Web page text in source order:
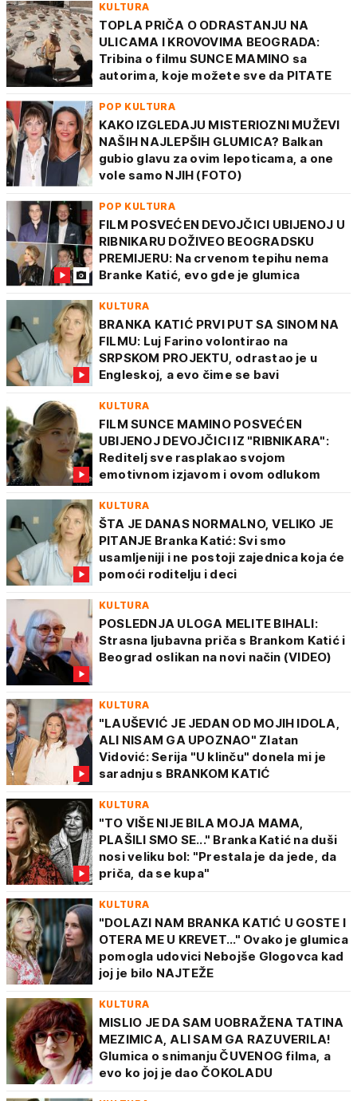
KULTURA
TOPLA PRIČA O ODRASTANJU NA
ULICAMA I KROVOVIMA BEOGRADA:
Tribina o filmu SUNCE MAMINO sa
autorima, koje možete sve da PITATE
POP KULTURA
KAKO IZGLEDAJU MISTERIOZNI MUŽEVI
NAŠIH NAJLEPŠIH GLUMICA? Balkan
gubio glavu za ovim lepoticama, a one
vole samo NJIH (FOTO)
POP KULTURA
FILM POSVEĆEN DEVOJČICI UBIJENOJ U
RIBNIKARU DOŽIVEO BEOGRADSKU
PREMIJERU: Na crvenom tepihu nema
Branke Katić, evo gde je glumica
KULTURA
BRANKA KATIĆ PRVI PUT SA SINOM NA
FILMU: Luj Farino volontirao na
SRPSKOM PROJEKTU, odrastao je u
Engleskoj, a evo čime se bavi
KULTURA
FILM SUNCE MAMINO POSVEĆEN
UBIJENOJ DEVOJČICI IZ "RIBNIKARA":
Reditelj sve rasplakao svojom
emotivnom izjavom i ovom odlukom
KULTURA
ŠTA JE DANAS NORMALNO, VELIKO JE
PITANJE Branka Katić: Svi smo
usamljeniji i ne postoji zajednica koja će
pomoći roditelju i deci
KULTURA
POSLEDNJA ULOGA MELITE BIHALI:
Strasna ljubavna priča s Brankom Katić i
Beograd oslikan na novi način (VIDEO)
KULTURA
"LAUŠEVIĆ JE JEDAN OD MOJIH IDOLA,
ALI NISAM GA UPOZNAO" Zlatan
Vidović: Serija "U klinču" donela mi je
saradnju s BRANKOM KATIĆ
KULTURA
"TO VIŠE NIJE BILA MOJA MAMA,
PLAŠILI SMO SE..." Branka Katić na duši
nosi veliku bol: "Prestala je da jede, da
priča, da se kupa"
KULTURA
"DOLAZI NAM BRANKA KATIĆ U GOSTE I
OTERA ME U KREVET..." Ovako je glumica
pomogla udovici Nebojše Glogovca kad
joj je bilo NAJTEŽE
KULTURA
MISLIO JE DA SAM UOBRAŽENA TATINA
MEZIMICA, ALI SAM GA RAZUVERILA!
Glumica o snimanju ČUVENOG filma, a
evo ko joj je dao ČOKOLADU